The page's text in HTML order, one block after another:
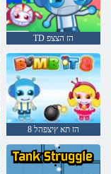
TD הז הצצפ
8 הז תא ץיצפהל